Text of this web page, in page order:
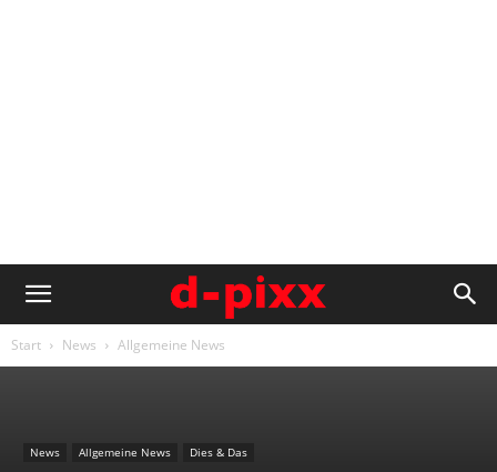
Start News Allgemeine News
News Allgemeine News Dies & Das